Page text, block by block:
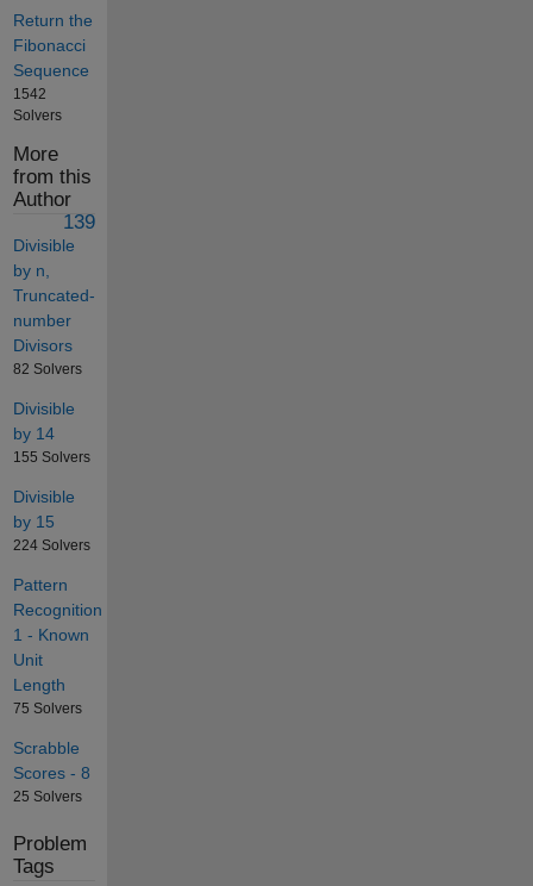
Return the
Fibonacci
Sequence
1542
Solvers
More
from this
Author
139
Divisible
by n,
Truncated-
number
Divisors
82 Solvers
Divisible
by 14
155 Solvers
Divisible
by 15
224 Solvers
Pattern
Recognition
1 - Known
Unit
Length
75 Solvers
Scrabble
Scores - 8
25 Solvers
Problem
Tags